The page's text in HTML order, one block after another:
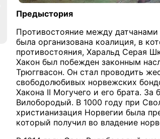
Предыстория
Противостояние между
была организована коалиция, в
противостояния, Харальд Серая
Хакон был побежден законным
Трюггвасон. Он стал проводить
свободолюбивых норвежских
Хакона II Могучего и его брата.
Вилобородый. В 1000 году при
христианизация Норвегии была
который получил во владение